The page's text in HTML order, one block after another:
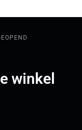
winkel